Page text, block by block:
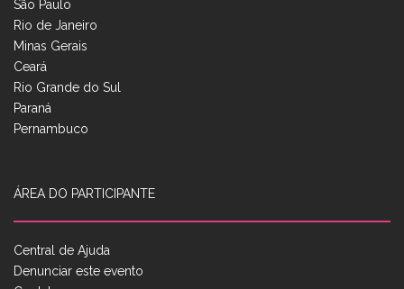
São Paulo
Rio de Janeiro
Minas Gerais
Ceará
Rio Grande do Sul
Paraná
Pernambuco
ÁREA DO PARTICIPANTE
Central de Ajuda
Denunciar este evento